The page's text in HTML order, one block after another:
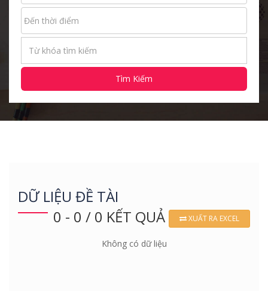
Tìm Kiếm
DỮ LIỆU ĐỀ TÀI
0 - 0 / 0 KẾT QUẢ
XUẤT RA EXCEL
Không có dữ liệu